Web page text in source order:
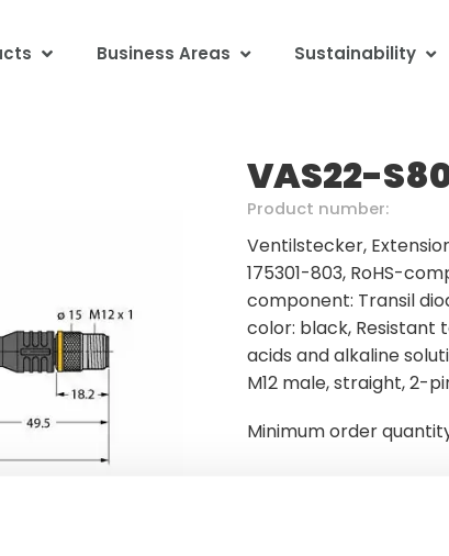
Business Areas Sustainability
VAS22-
Product number:
Ventilstecker,
175301-803, RoHS-
component: Transil
color: black, Resistant
acids and alkaline
M12 male, straight, 2-
Minimum order